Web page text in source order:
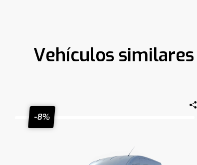
Vehículos similares
-8%